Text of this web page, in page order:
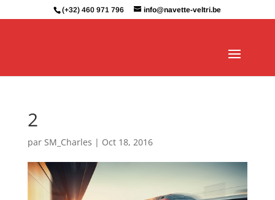
(+32) 460 971 796 info@navette-veltri.be
2
par SM_Charles | Oct 18, 2016